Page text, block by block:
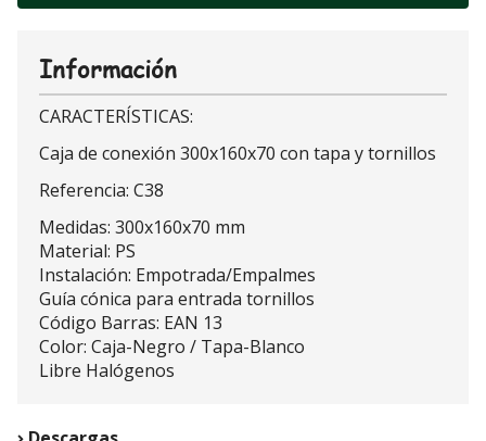
Información
CARACTERÍSTICAS:
Caja de conexión 300x160x70 con tapa y tornillos
Referencia: C38
Medidas: 300x160x70 mm
Material: PS
Instalación: Empotrada/Empalmes
Guía cónica para entrada tornillos
Código Barras: EAN 13
Color: Caja-Negro / Tapa-Blanco
Libre Halógenos